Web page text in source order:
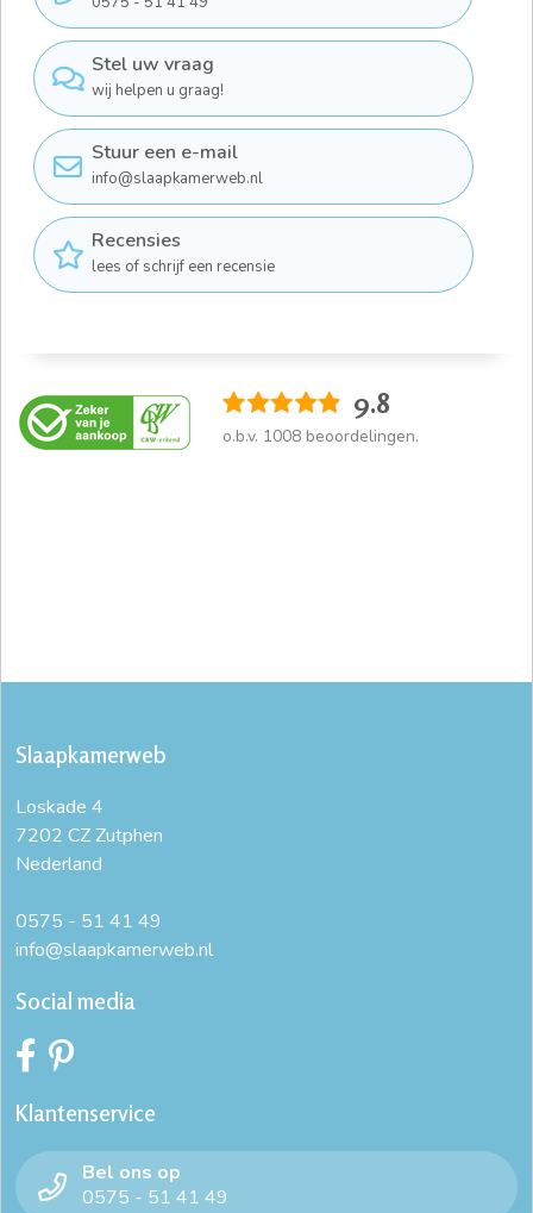
Stel uw vraag
wij helpen u graag!
Stuur een e-mail
info@slaapkamerweb.nl
Recensies
lees of schrijf een recensie
9.8
o.b.v. 1008 beoordelingen.
Slaapkamerweb
Loskade 4
7202 CZ Zutphen
Nederland
0575 - 51 41 49
info@slaapkamerweb.nl
Social media
Klantenservice
Bel ons op
0575 - 51 41 49